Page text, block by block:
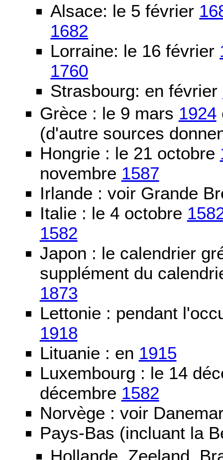
Alsace: le 5 février
1682
Lorraine: le 16 février
1760
Strasbourg: en février
Grèce : le 9 mars 1924
(d'autre sources
Hongrie : le 21 octobre
novembre 1587
Irlande : voir Grande
Italie : le 4 octobre
1582
Japon : le calendrier
supplément du
1873
Lettonie : pendant
1918
Lituanie : en 1915
Luxembourg : le 14
décembre 1582
Norvège : voir
Pays-Bas (incluant la
Hollande, Zeeland,